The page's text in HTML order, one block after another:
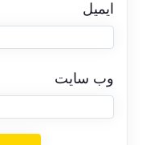
ایمیل
وب‌ سایت